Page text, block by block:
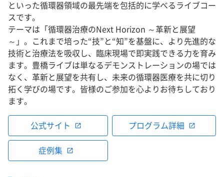
といった循環器領域の最先端を包括的に学べるライブコー
スです。
テーマは「循環器治療のNext Horizon ～革新と展望
～」。これまで培った“技”と“知”を基盤に、より先進的な
技術と治療法を吸収し、臨床現場で即実践できる力を育み
ます。豊橋ライブは単なるデモンストレーションの場では
なく、革新と展望を共有し、未来の循環器医療を共に切り
拓く学びの場です。皆様のご参加を心よりお待ちしており
ます。
公式サイト open_in_new プログラム詳細 open_in_new
症例集 open_in_new